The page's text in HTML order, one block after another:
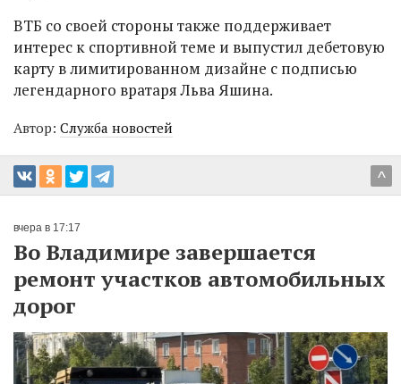
ВТБ со своей стороны также поддерживает
интерес к спортивной теме и выпустил дебетовую
карту в лимитированном дизайне с подписью
легендарного вратаря Льва Яшина.
Автор: Служба новостей
^
вчера в 17:17
Во Владимире завершается
ремонт участков автомобильных
дорог